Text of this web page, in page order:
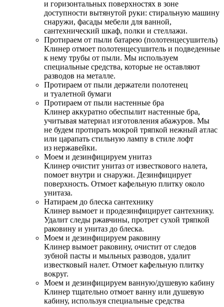
и горизонтальных поверхностях в зоне
доступности вытянутой руки: стиральную машину
снаружи, фасады мебели для ванной,
сантехнический шкаф, полки и стеллажи.
Протираем от пыли батарею (полотенцесушитель)
Клинер отмоет полотенцесушитель и подведенные
к нему трубы от пыли. Мы используем
специальные средства, которые не оставляют
разводов на металле.
Протираем от пыли держатели полотенец
и туалетной бумаги
Протираем от пыли настенные бра
Клинер аккуратно обеспылит настенные бра,
учитывая материал изготовления абажуров. Мы
не будем протирать мокрой тряпкой нежный атлас
или царапать стильную лампу в стиле лофт
из нержавейки.
Моем и дезинфицируем унитаз
Клинер очистит унитаз от известкового налета,
помоет внутри и снаружи. Дезинфицирует
поверхность. Отмоет кафельную плитку около
унитаза.
Натираем до блеска сантехнику
Клинер вымоет и продезинфицирует сантехнику.
Удалит следы ржавчины, протрет сухой тряпкой
раковину и унитаз до блеска.
Моем и дезинфицируем раковину
Клинер вымоет раковину, очистит от следов
зубной пасты и мыльных разводов, удалит
известковый налет. Отмоет кафельную плитку
вокруг.
Моем и дезинфицируем ванную/душевую кабину
Клинер тщательно отмоет ванну или душевую
кабину, используя специальные средства